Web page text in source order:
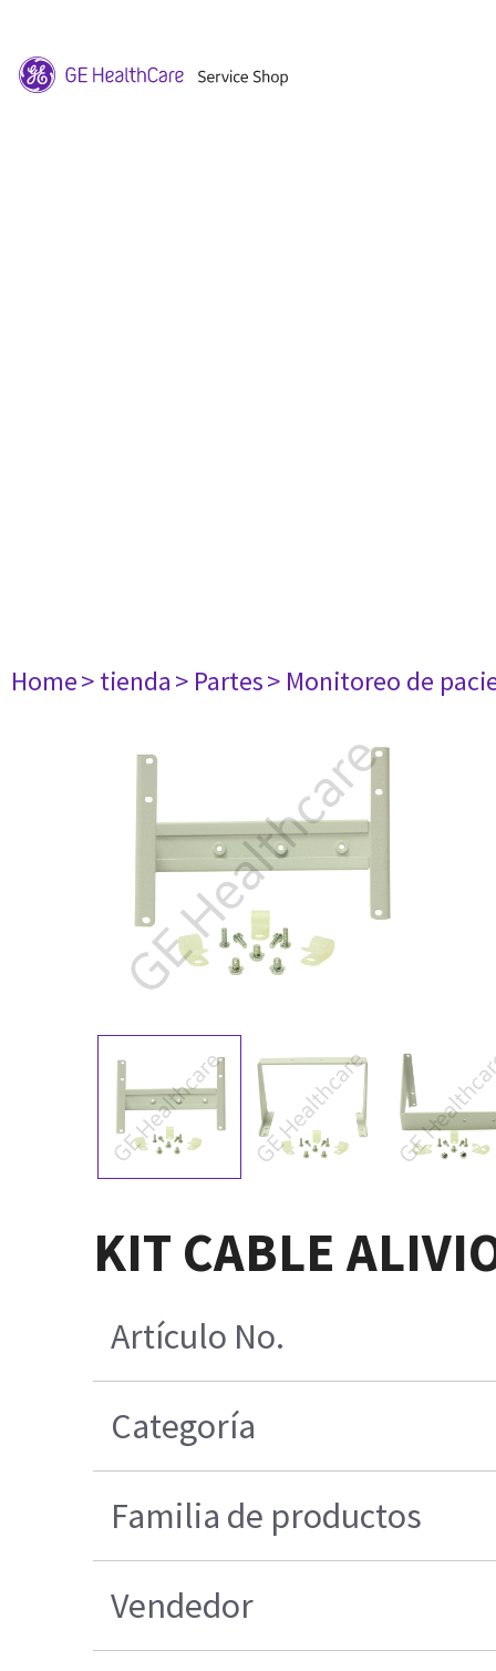
Home> tienda> Partes> Monitoreo de
KIT CABLE
Artículo No.
Categoría
Familia de productos
Vendedor